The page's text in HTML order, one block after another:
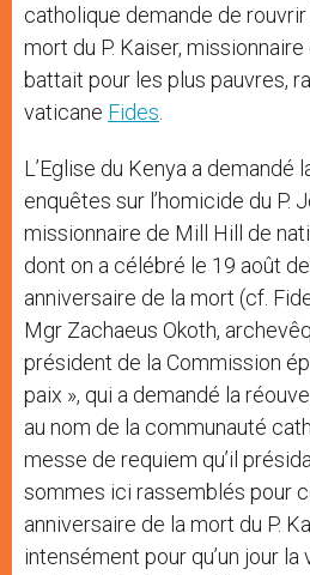
catholique demande de
mort du P. Kaiser,
battait pour les plus pauvres,
vaticane Fides
L’Eglise du Kenya a demandé
enquêtes sur l’homicide du P.
missionnaire de Mill Hill de
dont on a célébré le 19 août
anniversaire de la mort (cf.
Mgr Zachaeus Okoth,
président de la Commission
paix », qui a demandé la
au nom de la communauté
messe de requiem qu’il
sommes ici rassemblés pour
anniversaire de la mort du P.
intensément pour qu’un jour